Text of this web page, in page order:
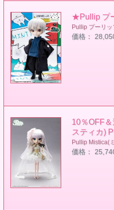
★Pullip プ
Pullip プーリ
価格：
10％OFF
スティカ)
Pullip Mistica(
価格：